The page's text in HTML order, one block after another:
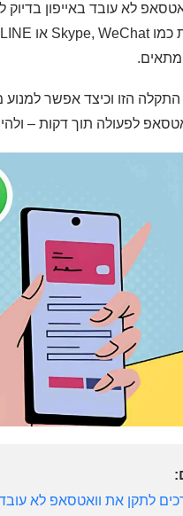
לא עובד באייפון
מתאים.
הזו וכיצד אפשר למנוע
לפעולה תוך דקות –